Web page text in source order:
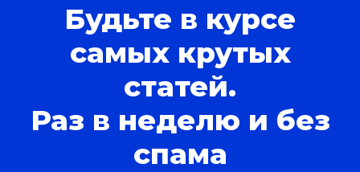
Будьте в курсе
самых крутых
статей.
Раз в неделю и без
спама